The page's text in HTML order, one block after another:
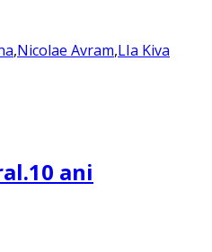
,Nicolae Avram,LIa Kiva
ani